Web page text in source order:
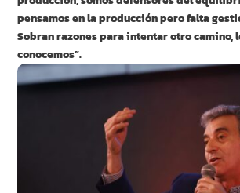
pensamos en la producción pero falta
Sobran razones para intentar otro camino,
conocemos”.